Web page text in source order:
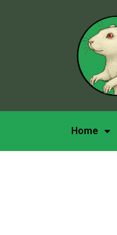
Home